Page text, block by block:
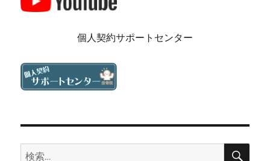
個人契約サポートセンター
検
検